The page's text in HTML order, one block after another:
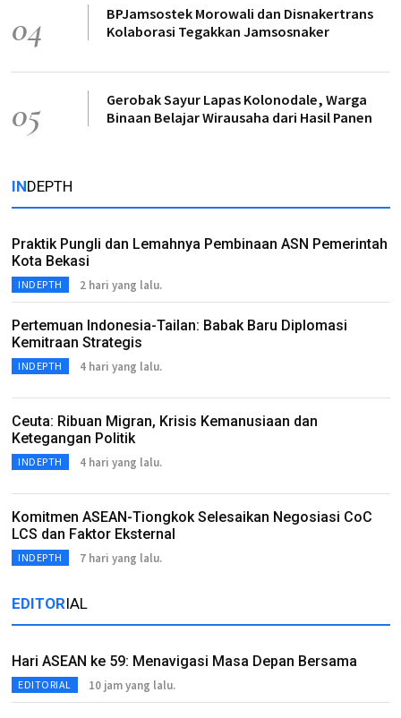
04
BPJamsostek Morowali dan Disnakertrans
Kolaborasi Tegakkan Jamsosnaker
05
Gerobak Sayur Lapas Kolonodale, Warga
Binaan Belajar Wirausaha dari Hasil Panen
INDEPTH
Praktik Pungli dan Lemahnya Pembinaan ASN Pemerintah
Kota Bekasi
INDEPTH 2 hari yang lalu.
Pertemuan Indonesia-Tailan: Babak Baru Diplomasi
Kemitraan Strategis
INDEPTH 4 hari yang lalu.
Ceuta: Ribuan Migran, Krisis Kemanusiaan dan
Ketegangan Politik
INDEPTH 4 hari yang lalu.
Komitmen ASEAN-Tiongkok Selesaikan Negosiasi CoC
LCS dan Faktor Eksternal
INDEPTH 7 hari yang lalu.
EDITORIAL
Hari ASEAN ke 59: Menavigasi Masa Depan Bersama
EDITORIAL 10 jam yang lalu.